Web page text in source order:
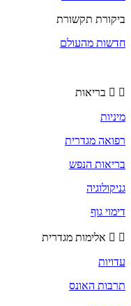
ביקורת תקשורת
חדשות מהעולם
בריאות
מיניות
רפואה מגדרית
בריאות הנפש
גניקולוגיה
דימוי גוף
אלימות מגדרית
עדויות
תרבות האונס